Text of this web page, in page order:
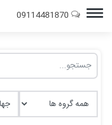
09114481870